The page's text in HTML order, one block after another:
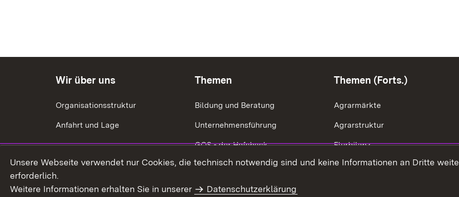
Wir über uns
Organisationsstruktur
Anfahrt und Lage
Themen
Bildung und Beratung
Unternehmensführung
GQS - der Hofcheck
Ökonomik der Betriebszweige
Energieeffizienz
Themen (Forts.)
Agrarmärkte
Agrarstruktur
Flurbilanz
Kulturlandschaft
Unsere Webseite verwendet nur Cookies, die technisch notwendig sind und keine Informationen an Dritte
erforderlich.
Weitere Informationen erhalten Sie in unserer
Datenschutzerklärung